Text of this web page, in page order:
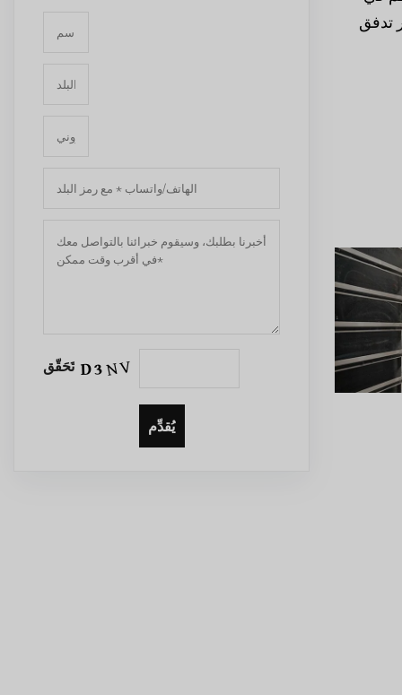
تدفق
تَحَقّق
يُقدِّم